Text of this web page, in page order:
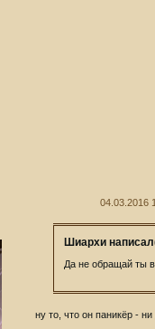
04.03.2016
Шиархи
Да не обращай ты
ну то, что он паникёр -